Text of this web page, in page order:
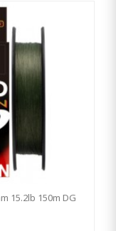
15.2lb 150m DG